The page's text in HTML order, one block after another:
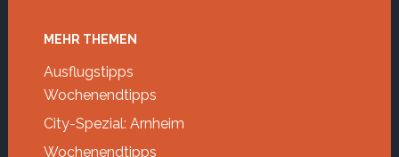
Footer
MEHR THEMEN
Ausflugstipps
Wochenendtipps
City-Spezial: Arnheim
Wochenendtipps